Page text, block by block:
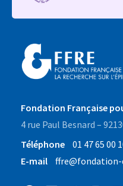
Fondation Française
4 rue Paul Besnard –
Téléphone
01 47 65 00
E-mail